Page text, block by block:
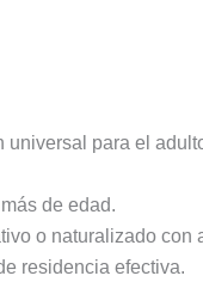
universal para el
de edad.
o naturalizado con
residencia efectiva.